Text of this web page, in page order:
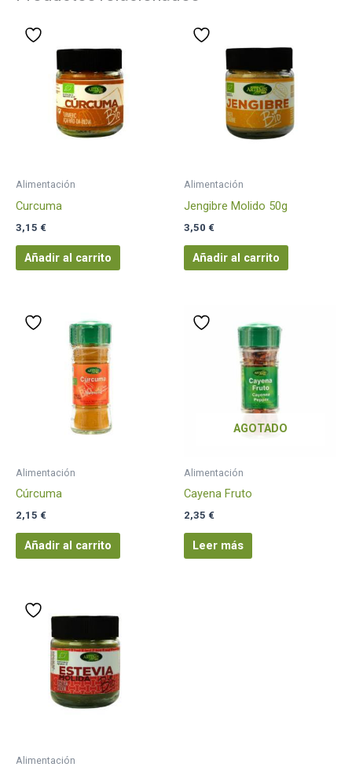
Alimentación
Curcuma
3,15 €
Añadir al carrito
Alimentación
Jengibre Molido 50g
3,50 €
Añadir al carrito
Alimentación
Cúrcuma
2,15 €
Añadir al carrito
AGOTADO
Alimentación
Cayena Fruto
2,35 €
Leer más
Alimentación